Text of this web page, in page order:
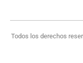
Todos los derechos